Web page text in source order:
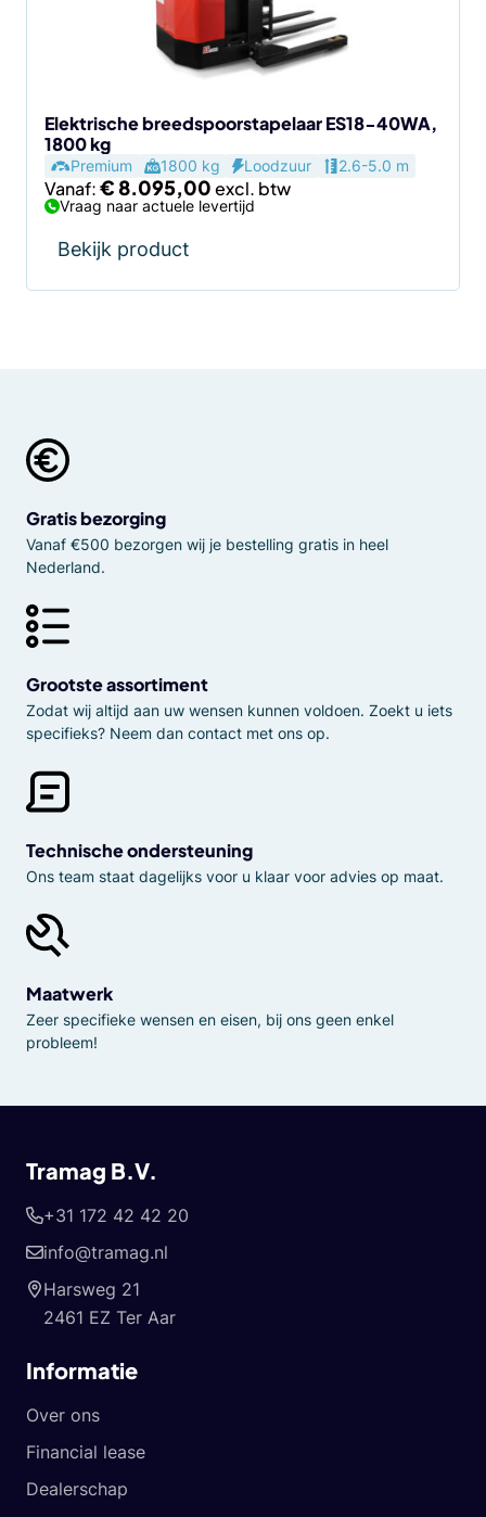
Elektrische breedspoorstapelaar ES18-40WA,
1800 kg
Premium 1800 kg Loodzuur 2.6-5.0 m
Vanaf:€8.095,00
Vraag naar actuele levertijd
Bekijk product
de
productpagina
Gratis bezorging
Vanaf €500 bezorgen wij je bestelling gratis in heel
Nederland.
Grootste assortiment
Zodat wij altijd aan uw wensen kunnen voldoen. Zoekt u iets
specifieks? Neem dan contact met ons op.
Technische ondersteuning
Ons team staat dagelijks voor u klaar voor advies op maat.
Maatwerk
Zeer specifieke wensen en eisen, bij ons geen enkel
probleem!
Tramag B.V.
+31 172 42 42 20
info@tramag.nl
Harsweg 21
2461 EZ Ter Aar
Informatie
Over ons
Financial lease
Dealerschap